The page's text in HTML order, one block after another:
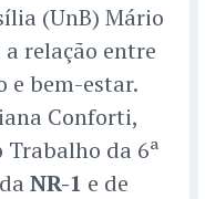
(UnB) Mário
relação entre
e bem-estar.
Conforti,
da 6ª
NR-1 e de